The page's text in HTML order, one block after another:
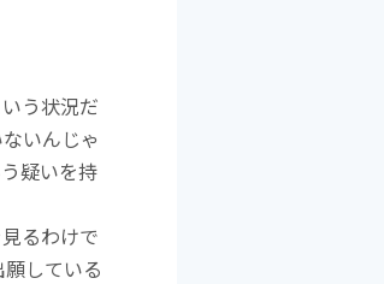
う状況だ
いんじゃ
疑いを持
るわけで
している